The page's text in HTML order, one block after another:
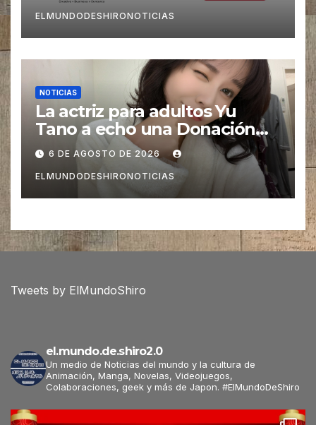
ELMUNDODESHIRONOTICIAS
NOTICIAS
La actriz para adultos Yu
Tano a echo una Donación
para las Víctimas de Sismo
pero es Criticada
6 DE AGOSTO DE 2026
ELMUNDODESHIRONOTICIAS
Tweets by ElMundoShiro
el.mundo.de.shiro2.0
Un medio de Noticias del mundo y la cultura de
Animación, Manga, Novelas, Videojuegos,
Colaboraciones, geek y más de Japon. #ElMundoDeShiro